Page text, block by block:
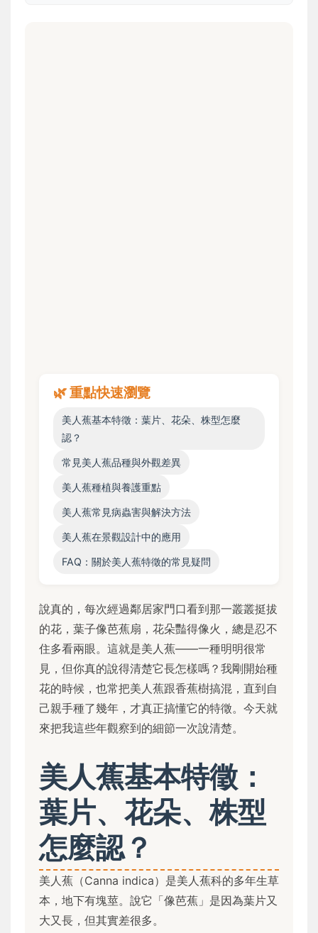
🌿 重點快速瀏覽
美人蕉基本特徵：葉片、花朵、株型怎麼
認？
常見美人蕉品種與外觀差異
美人蕉種植與養護重點
美人蕉常見病蟲害與解決方法
美人蕉在景觀設計中的應用
FAQ：關於美人蕉特徵的常見疑問
說真的，每次經過鄰居家門口看到那一叢叢挺拔
的花，葉子像芭蕉扇，花朵豔得像火，總是忍不
住多看兩眼。這就是美人蕉——一種明明很常
見，但你真的說得清楚它長怎樣嗎？我剛開始種
花的時候，也常把美人蕉跟香蕉樹搞混，直到自
己親手種了幾年，才真正搞懂它的特徵。今天就
來把我這些年觀察到的細節一次說清楚。
美人蕉基本特徵：
葉片、花朵、株型
怎麼認？
美人蕉（Canna indica）是美人蕉科的多年生草
本，地下有塊莖。說它「像芭蕉」是因為葉片又
大又長，但其實差很多。